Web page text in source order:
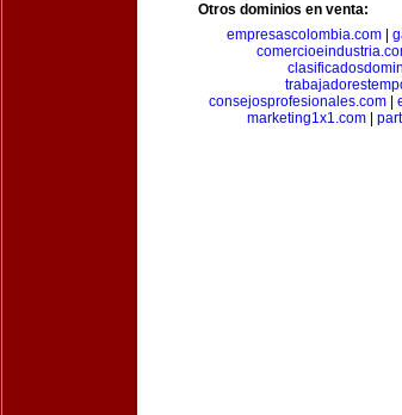
Otros dominios en venta:
empresascolombia.com
consejosprofesionales.com|
marketing1x1.com|